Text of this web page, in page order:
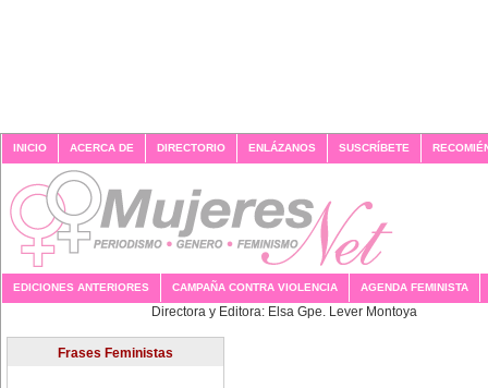
INICIO ACERCA DE DIRECTORIO ENLÁZANOS SUSCRÍBETE
EDICIONES ANTERIORES CAMPAÑA CONTRA VIOLENCIA AGENDA FEMINISTA
Directora y Editora: Elsa
Frases Feministas